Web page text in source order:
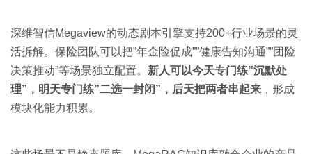
深维智信Megaview的动态剧本引擎支持200+行业场景的灵
活拆解。保险团队可以把”年金险促成””健康告知沟通””团险
决策推动”等场景独立配置。 新人可以今天专门练”沉默处
理”，明天专门练”二选一封闭”，后天把两者串起来 ，形成
模块化能力积累。